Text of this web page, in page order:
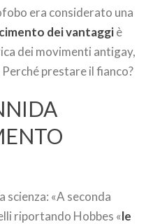
era considerato una
dei vantaggiè
dei movimenti antigay,
prestare il fianco?
scienza: «A seconda
riportando Hobbes «le